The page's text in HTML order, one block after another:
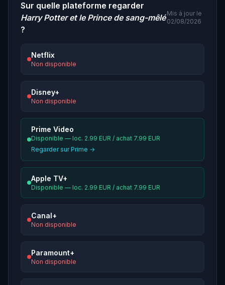
Sur quelle plateforme regarder
Harry Potter et le Prince de sang-mêlé
?
Mis à jour le
02/08/2026
Netflix
Non disponible
Disney+
Non disponible
Prime Video
Disponible — loc. 2.99 EUR / achat 7.99 EUR
Regarder sur Prime →
Apple TV+
Disponible — loc. 2.99 EUR / achat 7.99 EUR
Canal+
Non disponible
Paramount+
Non disponible